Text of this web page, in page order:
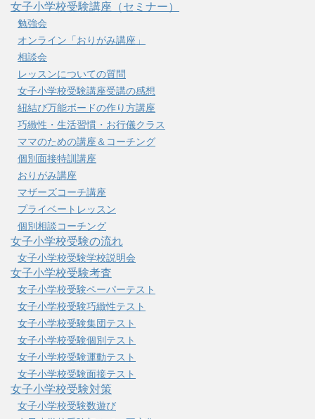
女子小学校受験講座（セミナー）
勉強会
オンライン「おりがみ講座」
相談会
レッスンについての質問
女子小学校受験講座受講の感想
紐結び万能ボードの作り方講座
巧緻性・生活習慣・お行儀クラス
ママのための講座＆コーチング
個別面接特訓講座
おりがみ講座
マザーズコーチ講座
プライベートレッスン
個別相談コーチング
女子小学校受験の流れ
女子小学校受験学校説明会
女子小学校受験考査
女子小学校受験ペーパーテスト
女子小学校受験巧緻性テスト
女子小学校受験集団テスト
女子小学校受験個別テスト
女子小学校受験運動テスト
女子小学校受験面接テスト
女子小学校受験対策
女子小学校受験数遊び